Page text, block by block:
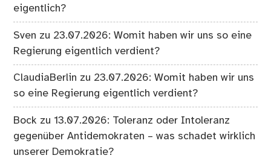
eigentlich?
Sven zu 23.07.2026: Womit haben wir uns so eine
Regierung eigentlich verdient?
ClaudiaBerlin zu 23.07.2026: Womit haben wir uns
so eine Regierung eigentlich verdient?
Bock zu13.07.2026: Toleranz oder Intoleranz
gegenüber Antidemokraten – was schadet wirklich
unserer Demokratie?